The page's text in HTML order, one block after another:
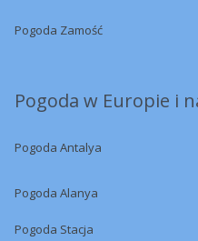
Pogoda Zamość
Pogoda w Europie i
Pogoda Antalya
Pogoda Alanya
Pogoda Stacja